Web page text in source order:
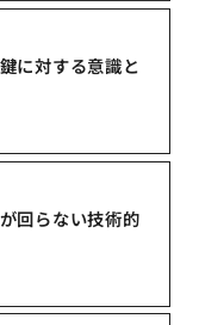
に対する意識と
回らない技術的